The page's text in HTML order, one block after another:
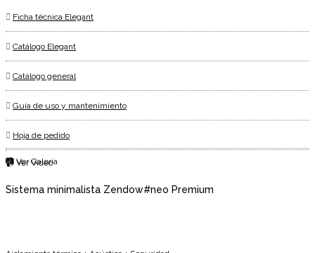
Ficha técnica Elegant
Catálogo Elegant
Catálogo general
Guía de uso y mantenimiento
Hoja de pedido
📹 Ver Vídeo
📷 Ver Galería
Sistema minimalista Zendow#neo Premium